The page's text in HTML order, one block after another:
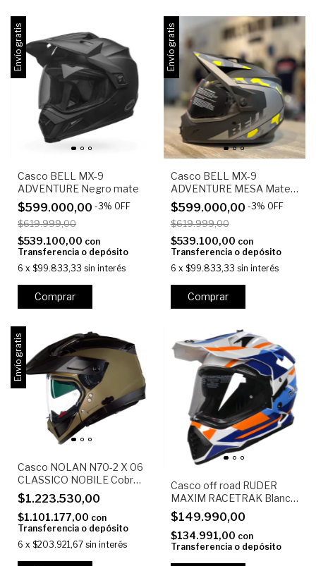
Envío gratis
Casco BELL MX-9
ADVENTURE Negro mate
$599.000,00 -3% OFF
$619.999,00
$539.100,00 con
Transferencia o depósito
6 x $99.833,33 sin interés
Comprar
Envío gratis
Casco BELL MX-9
ADVENTURE MESA Mate
Black Yellow Camo
$599.000,00 -3% OFF
$619.999,00
$539.100,00 con
Transferencia o depósito
6 x $99.833,33 sin interés
Comprar
Envío gratis
Casco NOLAN N70-2 X 06
CLASSICO NOBILE Cobre
brillante
$1.223.530,00
$1.101.177,00 con
Transferencia o depósito
6 x $203.921,67 sin interés
Casco off road RUDER
MAXIM RACETRAK Blanco
Azul Naranja
$149.990,00
$134.991,00 con
Transferencia o depósito